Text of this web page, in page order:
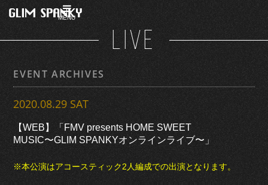
MENU
LIVE
EVENT ARCHIVES
2020.08.29 SAT
【WEB】「FMV presents HOME SWEET
MUSIC〜GLIM SPANKYオンラインライブ〜」
※本公演はアコースティック2人編成での出演となります。